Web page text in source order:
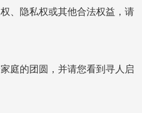
、隐私权或其他合法权益，请
庭的团圆，并请您看到寻人启